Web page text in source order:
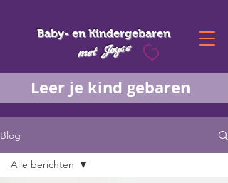
Baby- en Kindergebaren
met Joyce
Leer je kind gebaren
Blog
Alle berichten